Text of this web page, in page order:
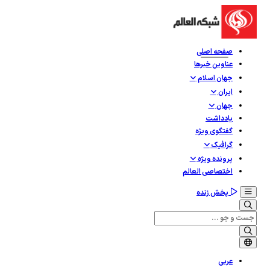
صفحه اصلی
عناوین خبرها
جهان اسلام
ایران
جهان
یادداشت
گفتگوی ویژه
گرافيک
پرونده ویژه
اختصاصی العالم
پخش زنده
عربی